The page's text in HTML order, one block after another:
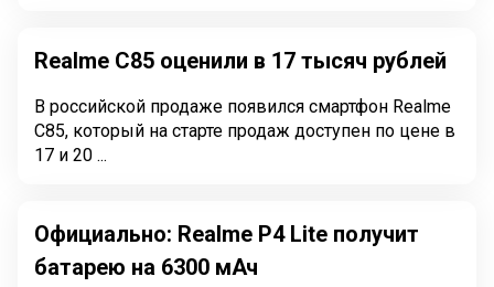
Realme C85 оценили в 17 тысяч рублей
В российской продаже появился смартфон Realme
C85, который на старте продаж доступен по цене в
17 и 20 ...
Официально: Realme P4 Lite получит
батарею на 6300 мАч